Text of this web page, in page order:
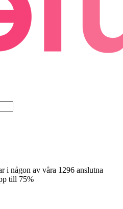
i någon av våra 1296 anslutna
till 75%